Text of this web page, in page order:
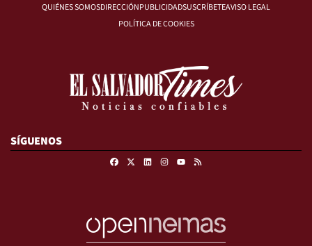
QUIÉNES SOMOSDIRECCIÓNPUBLICIDADSUSCRÍBETEAVISO LEGAL
POLÍTICA DE COOKIES
SÍGUENOS
FacebookLinkedinInstagram